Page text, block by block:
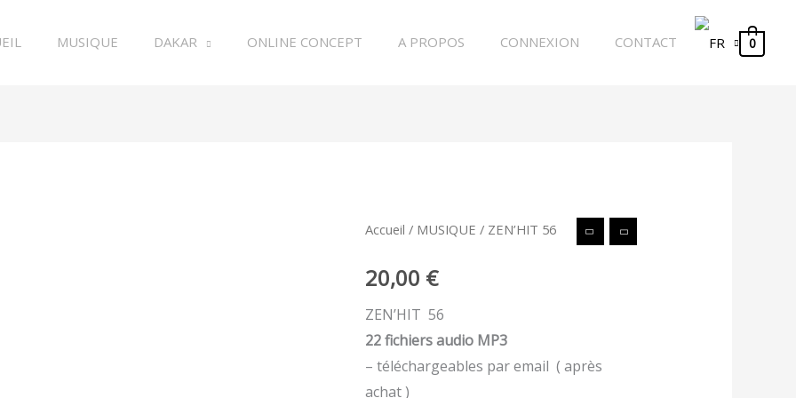
MUSIQUE DAKAR ONLINE CONCEPT A PROPOS CONNEXION CONTACT 0
Accueil / MUSIQUE / ZEN’HIT 56
20,00 €
ZEN’HIT 56
22 fichiers audio MP3
– téléchargeables par email ( après
achat )
quantité
ZEN'HIT
56